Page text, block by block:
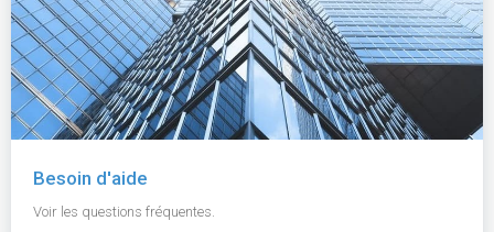
Besoin d'aide
Voir les questions fréquentes.